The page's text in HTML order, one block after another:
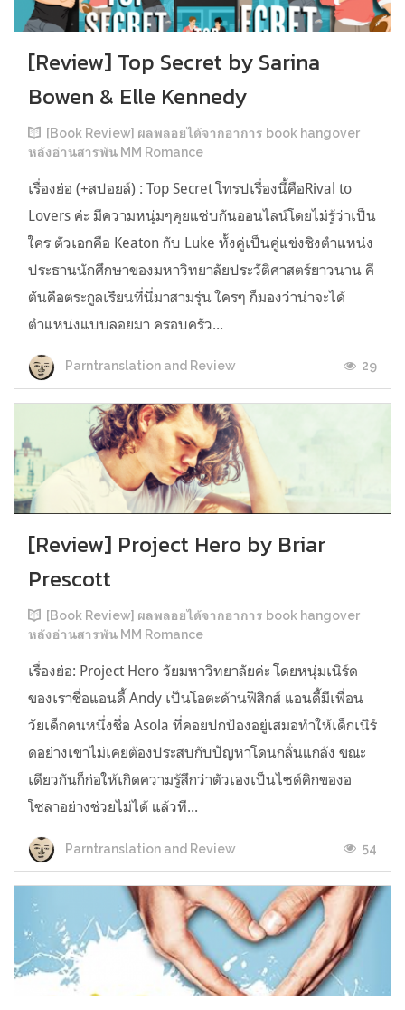
[Review] Top Secret by Sarina
Bowen & Elle Kennedy
[Book Review] ผลพลอยได้จากอาการ book hangover
หลังอ่านสารพัน MM Romance
เรื่องย่อ (+สปอยล์) : Top Secret โทรปเรื่องนี้คือRival to
Lovers ค่ะ มีความหนุ่มๆคุยแซ่บกันออนไลน์โดยไม่รู้ว่าเป็น
ใคร ตัวเอกคือ Keaton กับ Luke ทั้งคู่เป็นคู่แข่งชิงตำแหน่ง
ประธานนักศึกษาของมหาวิทยาลัยประวัติศาสตร์ยาวนาน คี
ตันคือตระกูลเรียนที่นี่มาสามรุ่น ใครๆ ก็มองว่าน่าจะได้
ตำแหน่งแบบลอยมา ครอบครัว...
Parntranslation and Review 29
[Review] Project Hero by Briar
Prescott
[Book Review] ผลพลอยได้จากอาการ book hangover
หลังอ่านสารพัน MM Romance
เรื่องย่อ: Project Hero วัยมหาวิทยาลัยค่ะ โดยหนุ่มเนิร์ด
ของเราชื่อแอนดี้ Andy เป็นโอตะด้านฟิสิกส์ แอนดี้มีเพื่อน
วัยเด็กคนหนึ่งชื่อ Asola ที่คอยปกป้องอยู่เสมอทำให้เด็กเนิร์
ดอย่างเขาไม่เคยต้องประสบกับปัญหาโดนกลั่นแกล้ง ขณะ
เดียวกันก็ก่อให้เกิดความรู้สึกว่าตัวเองเป็นไซด์คิกของอ
โซลาอย่างช่วยไม่ได้ แล้วที...
Parntranslation and Review 54